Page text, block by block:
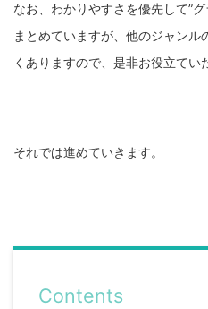
なお、わかりやすさを優先して”
まとめていますが、他のジャン
くありますので、是非お役立てい
それでは進めていきます。
Contents